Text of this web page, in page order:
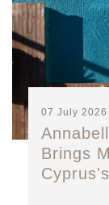
07 July
Brings